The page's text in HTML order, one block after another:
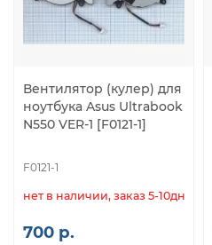
Вентилятор (кулер) для
ноутбука Asus Ultrabook
N550 VER-1 [F0121-1]
F0121-1
нет в наличии, заказ 5-10дн.
700 р.